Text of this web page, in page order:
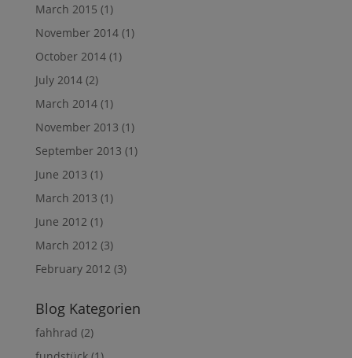
March 2015 (1)
November 2014(1)
October 2014(1)
July 2014(2)
March 2014(1)
November 2013 (1)
September 2013 (1)
June 2013 (1)
March 2013 (1)
June 2012 (1)
March 2012 (3)
February 2012 (3)
Blog Kategorien
fahhrad (2)